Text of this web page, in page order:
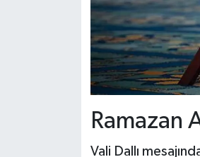
Ramazan
Vali Dallı